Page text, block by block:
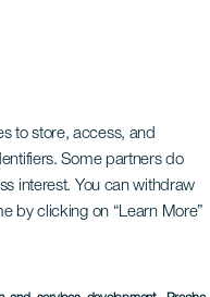
to store, access, and
Some partners do
interest. You can withdraw
by clicking on “Learn More”